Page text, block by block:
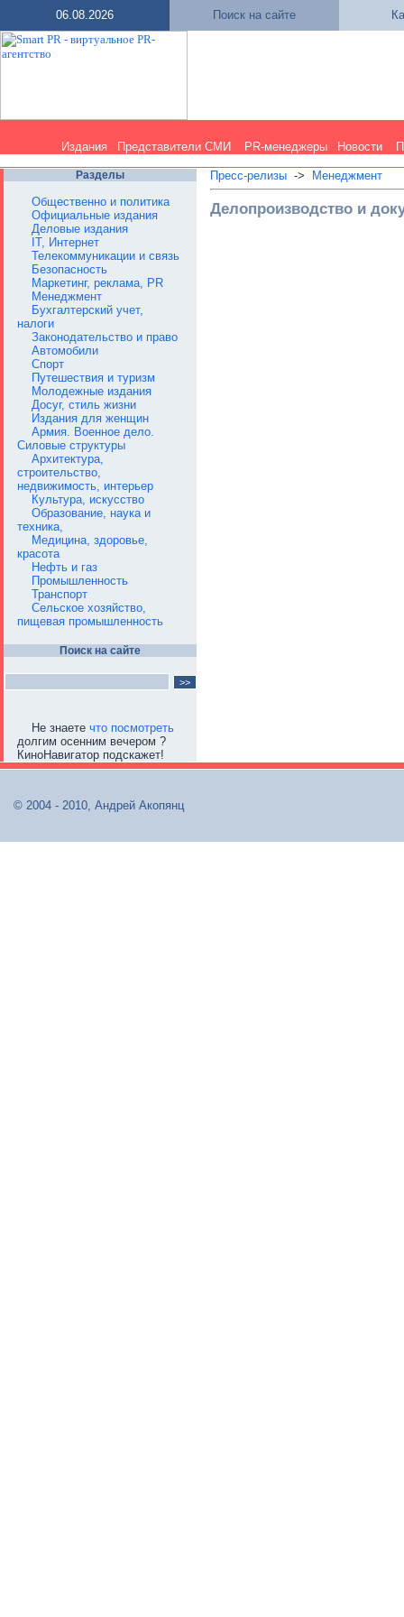
06.08.2026 Поиск на сайте
Издания Представители СМИ PR-менеджеры Новости
Разделы
Общественно и политика
Официальные издания
Деловые издания
IT, Интернет
Телекоммуникации и связь
Безопасность
Маркетинг, реклама, PR
Менеджмент
Бухгалтерский учет,
налоги
Законодательство и право
Автомобили
Спорт
Путешествия и туризм
Молодежные издания
Досуг, стиль жизни
Издания для женщин
Армия. Военное дело.
Силовые структуры
Архитектура,
строительство,
недвижимость, интерьер
Культура, искусство
Образование, наука и
техника,
Медицина, здоровье,
красота
Нефть и газ
Промышленность
Транспорт
Сельское хозяйство,
пищевая промышленность
Поиск на сайте
Не знаете что посмотреть
долгим осенним вечером ?
КиноНавигатор подскажет!
Пресс-релизы -> Менеджмент
Делопроизводство и
© 2004 - 2010, Андрей Акопянц